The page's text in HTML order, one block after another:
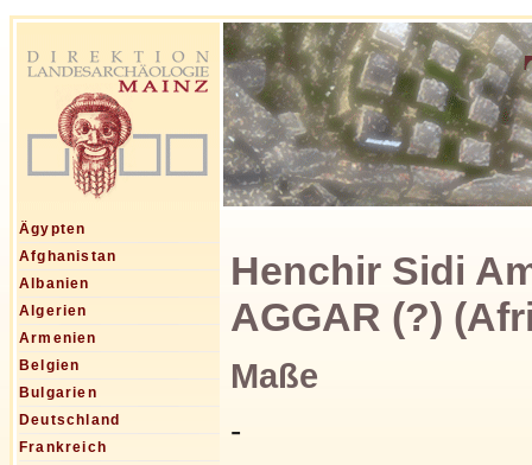
Ägypten
Afghanistan
Albanien
Algerien
Armenien
Belgien
Bulgarien
Deutschland
Frankreich
Henchir Sidi
AGGAR (?)
Maße
-